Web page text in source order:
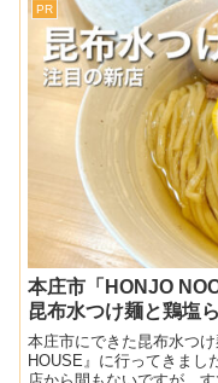
PR
本庄市「HONJO
昆布水つけ麺と鶏塩
本庄市にできた昆布水つ
HOUSE』に行ってきまし